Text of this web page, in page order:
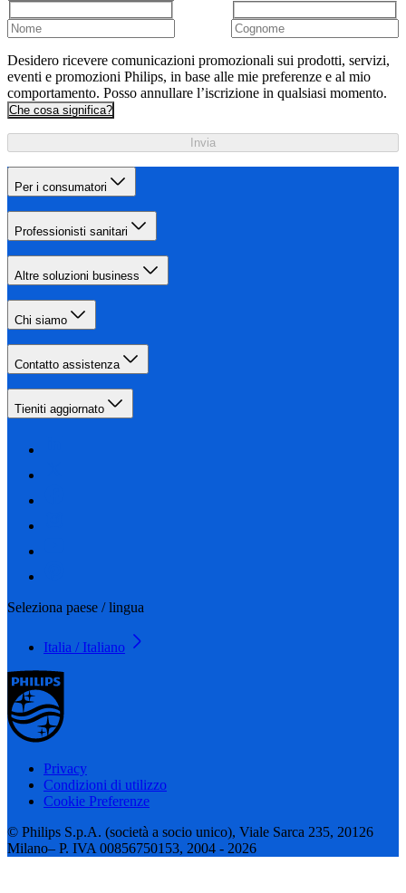
Desidero ricevere comunicazioni promozionali sui prodotti, servizi,
eventi e promozioni Philips, in base alle mie preferenze e al mio
comportamento. Posso annullare l’iscrizione in qualsiasi momento.
Che cosa significa?
Invia
Per i consumatori
Professionisti sanitari
Altre soluzioni business
Chi siamo
Contatto assistenza
Tieniti aggiornato
Seleziona paese / lingua
Italia / Italiano
Privacy
Condizioni di utilizzo
Cookie Preferenze
© Philips S.p.A. (società a socio unico), Viale Sarca 235, 20126
Milano– P. IVA 00856750153, 2004 - 2026